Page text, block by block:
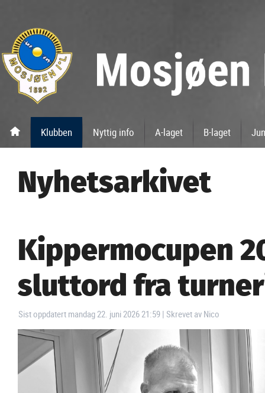
Klubben Nyttig info A-laget B-laget
Nyhetsarkivet
Kippermocupen
sluttord fra
Sist oppdatert mandag 22. juni 2026 21:59 | Skrevet av Nico